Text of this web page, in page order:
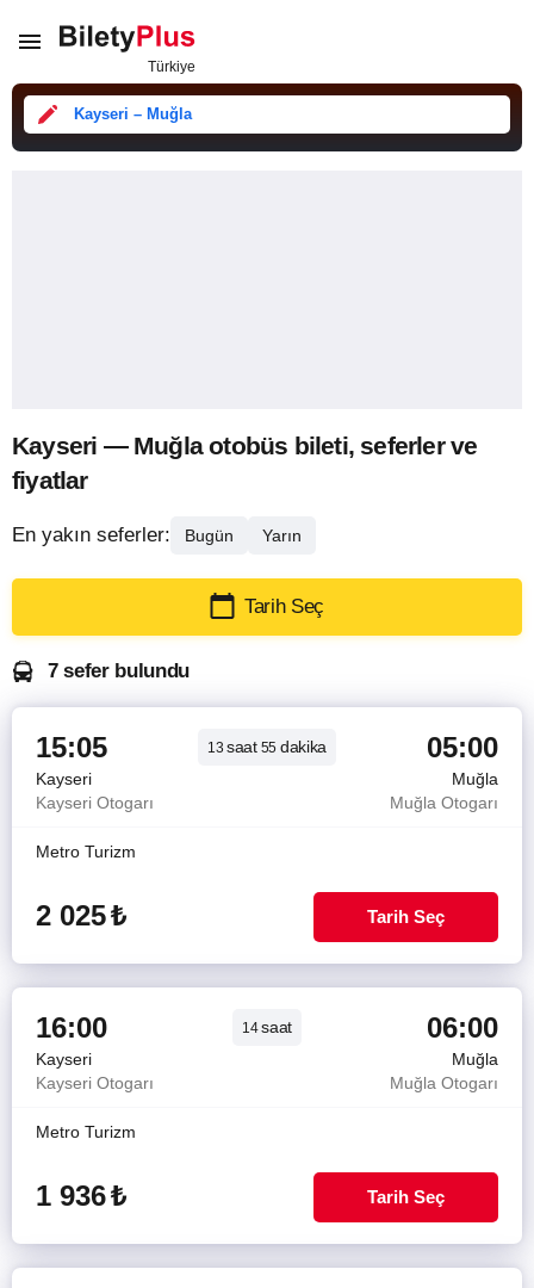
Kayseri – Muğla
Kayseri — Muğla otobüs bileti, seferler ve
fiyatlar
En yakın seferler: Bugün Yarın
Tarih Seç
7 sefer bulundu
15:05 13saat55 dakika 05:00
Kayseri
Muğla
Kayseri Otogarı
Muğla Otogarı
Metro Turizm
2 025₺ Tarih Seç
16:00 14saat 06:00
Kayseri
Muğla
Kayseri Otogarı
Muğla Otogarı
Metro Turizm
1 936₺ Tarih Seç